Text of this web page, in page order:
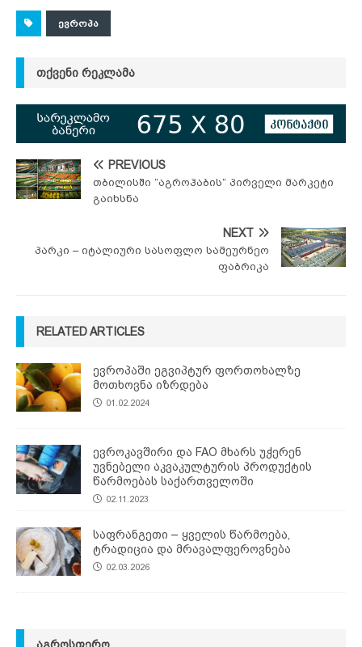
ᲔᲕᲠᲝᲞᲐ
ᲗᲥᲕᲔᲜᲘ ᲠᲔᲙᲚᲐᲛᲐ
PREVIOUS
თბილისში ”აგროჰაბის” პირველი მარკეტი
გაიხსნა
NEXT
პარკი – იტალიური სასოფლო სამეურნეო
ფაბრიკა
RELATED ARTICLES
ევროპაში ეგვიპტურ ფორთოხალზე
მოთხოვნა იზრდება
01.02.2024
ევროკავშირი და FAO მხარს უჭერენ
უვნებელი აკვაკულტურის პროდუქტის
წარმოებას საქართველოში
02.11.2023
საფრანგეთი – ყველის წარმოება,
ტრადიცია და მრავალფეროვნება
02.03.2026
ᲐᲒᲠᲝᲡᲤᲔᲠᲝ